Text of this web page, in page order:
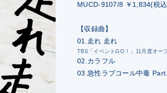
MUCD-9107/8 ￥1,834(税
【収録曲】
01.走れ 走れ
TBS「イベントGO！」11月度オー
02.カラフル
03.急性ラブコール中毒